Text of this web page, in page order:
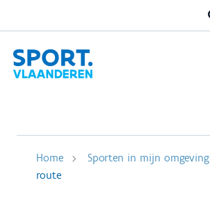
Home Sporten in mijn omgeving
route